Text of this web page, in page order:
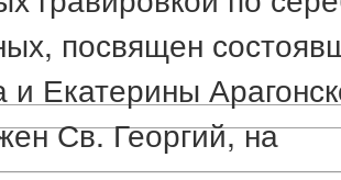
посвящен
и Екатерины
Св. Георгий, на